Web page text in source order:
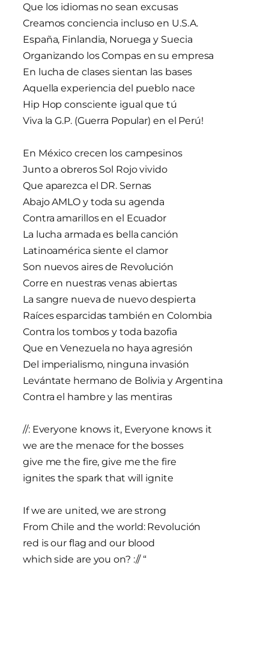
Que los idiomas no sean excusas
Creamos conciencia incluso en U.S.A.
España, Finlandia, Noruega y Suecia
Organizando los Compas en su empresa
En lucha de clases sientan las bases
Aquella experiencia del pueblo nace
Hip Hop consciente igual que tú
Viva la G.P. (Guerra Popular) en el Perú!
En México crecen los campesinos
Junto a obreros Sol Rojo vivido
Que aparezca el DR. Sernas
Abajo AMLO y toda su agenda
Contra amarillos en el Ecuador
La lucha armada es bella canción
Latinoamérica siente el clamor
Son nuevos aires de Revolución
Corre en nuestras venas abiertas
La sangre nueva de nuevo despierta
Raíces esparcidas también en Colombia
Contra los tombos y toda bazofia
Que en Venezuela no haya agresión
Del imperialismo, ninguna invasión
Levántate hermano de Bolivia y Argentina
Contra el hambre y las mentiras
//: Everyone knows it, Everyone knows it
we are the menace for the bosses
give me the fire, give me the fire
ignites the spark that will ignite
If we are united, we are strong
From Chile and the world: Revolución
red is our flag and our blood
which side are you on? :// “